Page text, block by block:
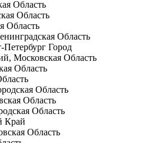
Область
Область
Область
Область
Город
Московская Область
Область
Область
Область
Область
Край
Область